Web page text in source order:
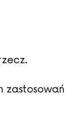
zastosowań